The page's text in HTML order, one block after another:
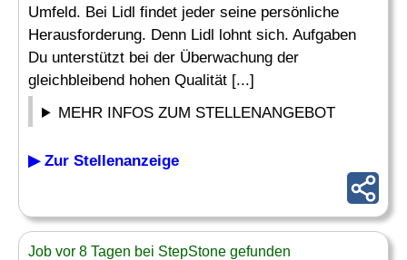
Umfeld. Bei Lidl findet jeder seine persönliche
Herausforderung. Denn Lidl lohnt sich. Aufgaben
Du unterstützt bei der Überwachung der
gleichbleibend hohen Qualität [...]
MEHR INFOS ZUM STELLENANGEBOT
▶ Zur Stellenanzeige
Job vor 8 Tagen bei StepStone gefunden